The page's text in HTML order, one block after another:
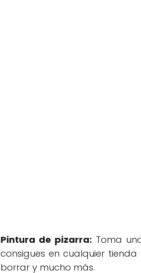
Pintura de pizarra: Toma
consigues en cualquier
borrar y mucho más.